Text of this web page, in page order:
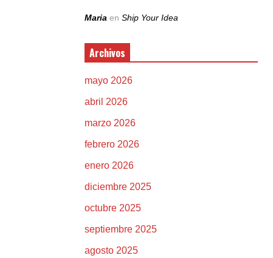
Maria enShip Your Idea
Archivos
mayo 2026
abril 2026
marzo 2026
febrero 2026
enero 2026
diciembre 2025
octubre 2025
septiembre 2025
agosto 2025